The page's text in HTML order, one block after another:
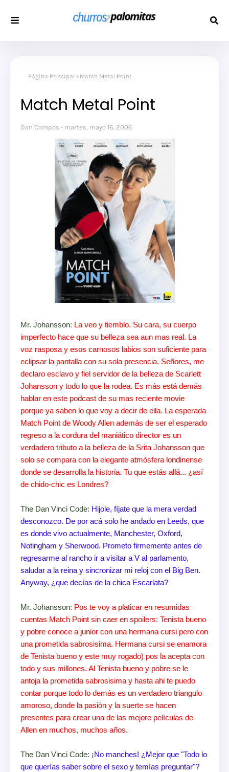
Página Principal Match Metal Point
Match Metal Point
Dan Campos martes, mayo 16, 2006
Mr. Johansson: La veo y tiemblo. Su cara, su cuerpo
imperfecto hace que su belleza sea aun mas real. La
voz rasposa y esos carnosos labios son suficiente para
eclipsar la pantalla con su sola presencia. Señores, me
declaro esclavo y fiel servidor de la belleza de Scarlett
Johansson y todo lo que la rodea. Es más está demás
hablar en este podcast de su mas reciente movie
porque ya saben lo que voy a decir de ella. La esperada
Match Point de Woody Allen además de ser el esperado
regreso a la cordura del maniático director es un
verdadero tributo a la belleza de la Srita Johansson que
solo se compara con la elegante atmòsfera londinense
donde se desarrolla la historia. Tu que estás allá... ¿así
de chido-chic es Londres?
The Dan Vinci Code: Hijole, fíjate que la mera verdad
desconozco. De por acá solo he andado en Leeds, que
es donde vivo actualmente, Manchester, Oxford,
Notingham y Sherwood. Prometo firmemente antes de
regresarme al rancho ir a visitar a V al parlamento,
saludar a la reina y sincronizar mi reloj con el Big Ben.
Anyway, ¿que decías de la chica Escarlata?
Mr. Johansson: Pos te voy a platicar en resumidas
cuentas Match Point sin caer en spoilers: Tenista bueno
y pobre conoce a junior con una hermana cursi pero con
una prometida sabrosisima. Hermana cursi se enamora
de Tenista bueno y este muy rogado) pos la acepta con
todo y sus millones. Al Tenista bueno y pobre se le
antoja la prometida sabrosisima y hasta ahi te puedo
contar porque todo lo demás es un verdadero triangulo
amoroso, donde la pasiòn y la suerte se hacen
presentes para crear una de las mejore películas de
Allen en muchos, muchos años.
The Dan Vinci Code: ¡No manches! ¿Mejor que "Todo lo
que querías saber sobre el sexo y temías preguntar"?